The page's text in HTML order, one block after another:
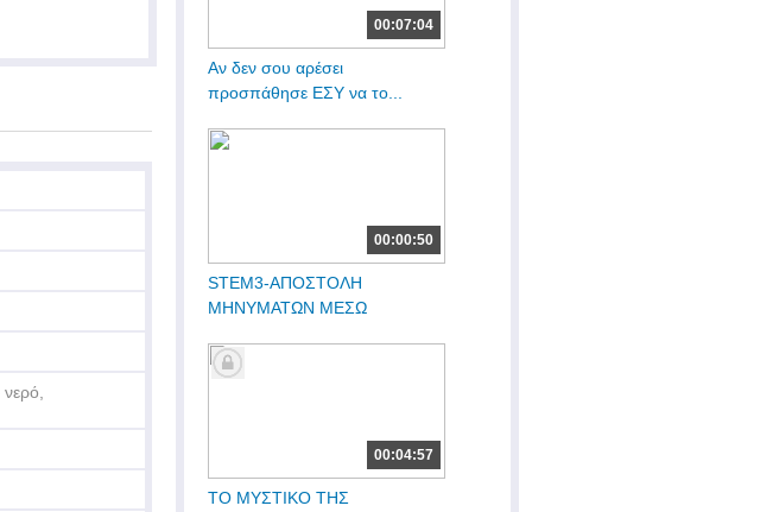
00:07:04
Αν δεν σου αρέσει
προσπάθησε ΕΣΥ να το...
00:00:50
STEM3-ΑΠΟΣΤΟΛΗ
ΜΗΝΥΜΑΤΩΝ ΜΕΣΩ
00:04:57
ΤΟ ΜΥΣΤΙΚΟ ΤΗΣ